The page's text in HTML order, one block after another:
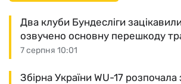
7 серпня 10:01
Два клуби Бундесліги
озвучено основну перешкоду
Збірна України WU-17 розпочала